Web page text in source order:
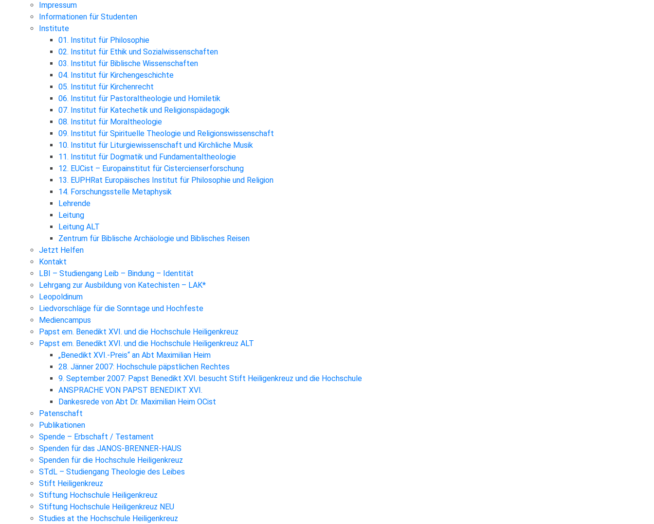
Impressum
Informationen für Studenten
Institute
01. Institut für Philosophie
02. Institut für Ethik und Sozialwissenschaften
03. Institut für Biblische Wissenschaften
04. Institut für Kirchengeschichte
05. Institut für Kirchenrecht
06. Institut für Pastoraltheologie und Homiletik
07. Institut für Katechetik und Religionspädagogik
08. Institut für Moraltheologie
09. Institut für Spirituelle Theologie und Religionswissenschaft
10. Institut für Liturgiewissenschaft und Kirchliche Musik
11. Institut für Dogmatik und Fundamentaltheologie
12. EUCist – Europainstitut für Cistercienserforschung
13. EUPHRat Europäisches Institut für Philosophie und Religion
14. Forschungsstelle Metaphysik
Lehrende
Leitung
Leitung ALT
Zentrum für Biblische Archäologie und Biblisches Reisen
Jetzt Helfen
Kontakt
LBI – Studiengang Leib – Bindung – Identität
Lehrgang zur Ausbildung von Katechisten – LAK*
Leopoldinum
Liedvorschläge für die Sonntage und Hochfeste
Mediencampus
Papst em. Benedikt XVI. und die Hochschule Heiligenkreuz
Papst em. Benedikt XVI. und die Hochschule Heiligenkreuz ALT
„Benedikt XVI.-Preis“ an Abt Maximilian Heim
28. Jänner 2007: Hochschule päpstlichen Rechtes
9. September 2007: Papst Benedikt XVI. besucht Stift Heiligenkreuz und die Hochschule
ANSPRACHE VON PAPST BENEDIKT XVI.
Dankesrede von Abt Dr. Maximilian Heim OCist
Patenschaft
Publikationen
Spende – Erbschaft / Testament
Spenden für das JANOS-BRENNER-HAUS
Spenden für die Hochschule Heiligenkreuz
STdL – Studiengang Theologie des Leibes
Stift Heiligenkreuz
Stiftung Hochschule Heiligenkreuz
Stiftung Hochschule Heiligenkreuz NEU
Studies at the Hochschule Heiligenkreuz